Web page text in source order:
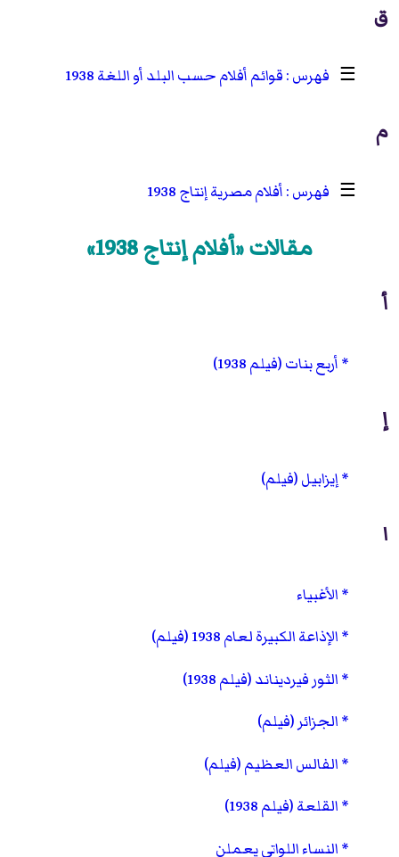
ق
☰ قوائم أفلام حسب البلد أو اللغة 1938
م
☰ أفلام مصرية إنتاج 1938
مقالات «أفلام إنتاج 1938»
أ
أربع بنات (فيلم 1938)
إ
إيزابيل (فيلم)
ا
الأغبياء
الإذاعة الكبيرة لعام 1938 (فيلم)
الثور فيرديناند (فيلم 1938)
الجزائر (فيلم)
الفالس العظيم (فيلم)
القلعة (فيلم 1938)
النساء اللواتي يعملن